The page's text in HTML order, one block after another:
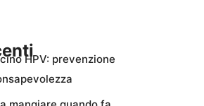
HPV: prevenzione